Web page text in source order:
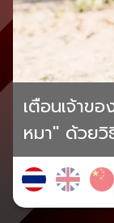
เตือนเจ้าข
หมา" ด้วย